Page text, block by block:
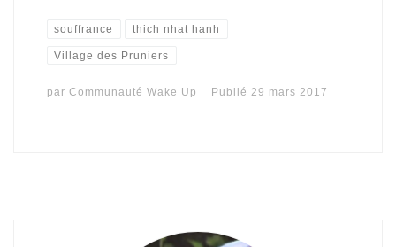
souffrance thich nhat hanh
Village des Pruniers
par Communauté Wake Up Publié 29 mars 2017